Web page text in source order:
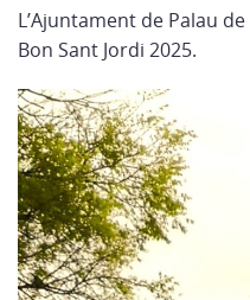
L’Ajuntament de Palau
Bon Sant Jordi 2025.